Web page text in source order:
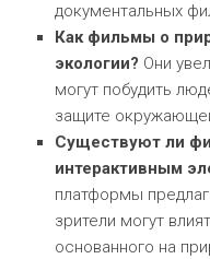
документальных
Как фильмы о
экологии? Они
могут побудить
защите
Существуют ли
интерактивным
платформы
зрители могут
основанного на